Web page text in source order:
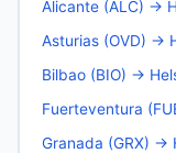
Alicante (ALC) →
Asturias (OVD) →
Bilbao (BIO) →
Fuerteventura
Granada (GRX) →